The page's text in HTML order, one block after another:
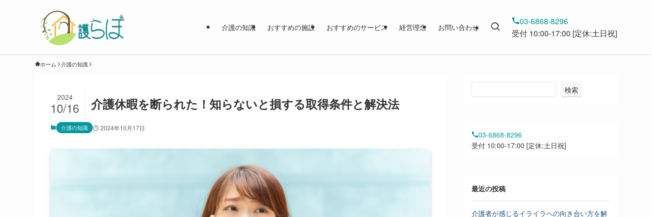
介護の知識 おすすめの施設 おすすめのサービス 経営理念 お問い合わせ
03-6868-8296
受付 10:00-17:00 [定休:土日祝]
ホーム 介護の知識
介護休暇を断られた！知らないと損する取得条件と解決法
2024
10/16
介護の知識 2024年10月17日
検索
03-6868-8296
受付 10:00-17:00 [定休:土日祝]
最近の投稿
介護者が感じるイライラへの向き合い方を解